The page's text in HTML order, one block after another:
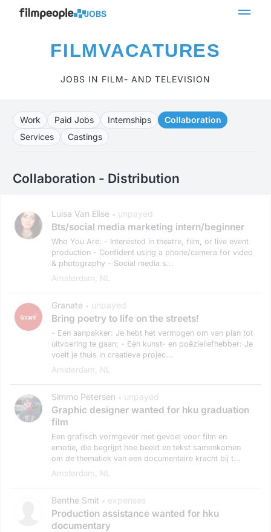
JOBS
FILMVACATURES
JOBS IN FILM- AND TELEVISION
Work Paid Jobs Internships
Collaboration
Services
Castings
Collaboration - Distribution
Luisa Van Elise • unpayed
Bts/social media marketing intern/beginner
Who You Are: - Interested in theatre, film, or live event
production - Confident using a phone/camera for video
& photography - Social media s...
Amsterdam, NL
Granate • unpayed
Bring poetry to life on the streets!
- Een aanpakker: Je hebt het vermogen om van plan tot
uitvoering te gaan; - Een kunst- en poëzieliefhebber: Je
voelt je thuis in creatieve projec...
Amsterdam, NL
Simmo Petersen • unpayed
Graphic designer wanted for hku graduation
film
Een grafisch vormgever met gevoel voor film en
emotie, die begrijpt hoe beeld en tekst samenkomen
om de thematiek van een documentaire kracht bij t...
Amsterdam, NL
Benthe Smit • expenses
Production assistance wanted for hku
documentary